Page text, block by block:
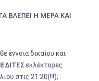
ΒΛΕΠΕΙ Η ΜΕΡΑ ΚΑΙ
έννοια δικαίου και
εκλέκτορες
στις 21:20(!!!),